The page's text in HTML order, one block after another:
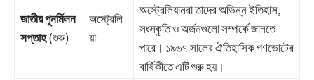
জাতীয় পুনর্মিলন
সপ্তাহ(শুরু)
অস্ট্রেলি
য়া
অস্ট্রেলিয়ানরা তাদের অভিন্ন ইতিহাস,
সংস্কৃতি ও অর্জনগুলো সম্পর্কে জানতে
পারে। ১৯৬৭ সালের ঐতিহাসিক গণভোটের
বার্ষিকীতে এটি শুরু হয়।